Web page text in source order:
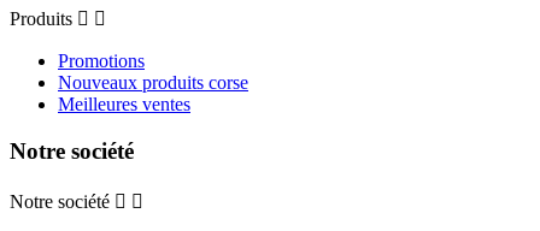
Produits  
Promotions
Nouveaux produits corse
Meilleures ventes
Notre société
Notre société  